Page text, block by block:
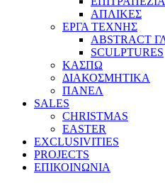
ΑΠΛΙΚΕΣ
ΕΡΓΑ ΤΕΧΝΗΣ
ABSTRACT
SCULPTURES
ΚΑΣΠΩ
ΔΙΑΚΟΣΜΗΤΙΚΑ
ΠΑΝΕΛ
SALES
CHRISTMAS
EASTER
EXCLUSIVITIES
PROJECTS
ΕΠΙΚΟΙΝΩΝΙΑ